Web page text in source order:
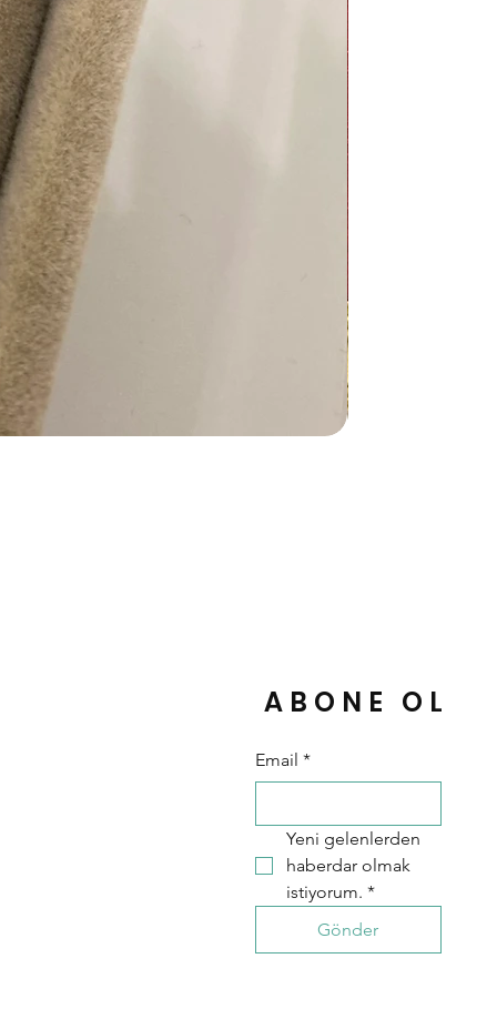
ABONE OL
Email *
Yeni gelenlerden
haberdar olmak
istiyorum. *
Gönder